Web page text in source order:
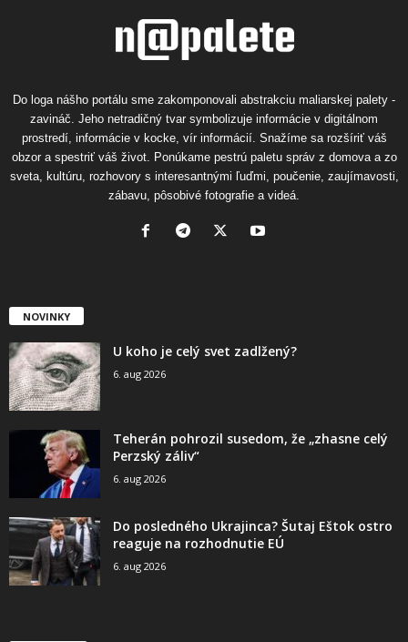
Do loga nášho portálu sme zakomponovali abstrakciu maliarskej palety -
zavináč. Jeho netradičný tvar symbolizuje informácie v digitálnom
prostredí, informácie v kocke, vír informácií. Snažíme sa rozšíriť váš
obzor a spestriť váš život. Ponúkame pestrú paletu správ z domova a zo
sveta, kultúru, rozhovory s interesantnými ľuďmi, poučenie, zaujímavosti,
zábavu, pôsobivé fotografie a videá.
NOVINKY
U koho je celý svet zadlžený?
6. aug 2026
Teherán pohrozil susedom, že „zhasne celý
Perzský záliv“
6. aug 2026
Do posledného Ukrajinca? Šutaj Eštok ostro
reaguje na rozhodnutie EÚ
6. aug 2026